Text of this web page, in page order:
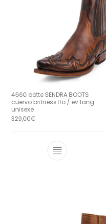
4660 botte SENDRA BOOTS
cuervo britness flo / ev tang
unisexe
329,00€
Ce produit